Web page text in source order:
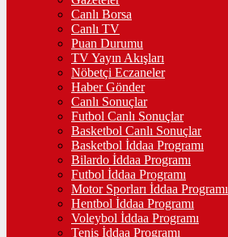
Canlı Borsa
Canlı TV
Puan Durumu
TV Yayın Akışları
Nöbetçi Eczaneler
Haber Gönder
Canlı Sonuçlar
Futbol Canlı Sonuçlar
Basketbol Canlı Sonuçlar
Basketbol İddaa Programı
Bilardo İddaa Programı
Futbol İddaa Programı
Motor Sporları İddaa Programı
Hentbol İddaa Programı
Voleybol İddaa Programı
Tenis İddaa Programı